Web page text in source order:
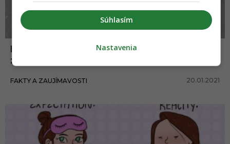
Hojdačky na hranici medzi USA a Mexikom
získali dizajnové ocenenie
FAKTY A ZAUJÍMAVOSTI 20.01.2021
Súhlasím
Nastavenia